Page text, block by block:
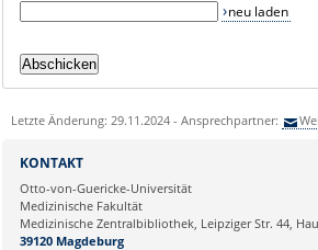
neu laden
Letzte Änderung: 29.11.2024 - Ansprechpartner:
KONTAKT
Otto-von-Guericke-Universität
Medizinische Fakultät
Medizinische Zentralbibliothek, Leipziger Str. 44,
39120 Magdeburg